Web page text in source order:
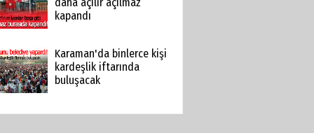
kapandı
Karaman'da binlerce kişi
kardeşlik iftarında
buluşacak